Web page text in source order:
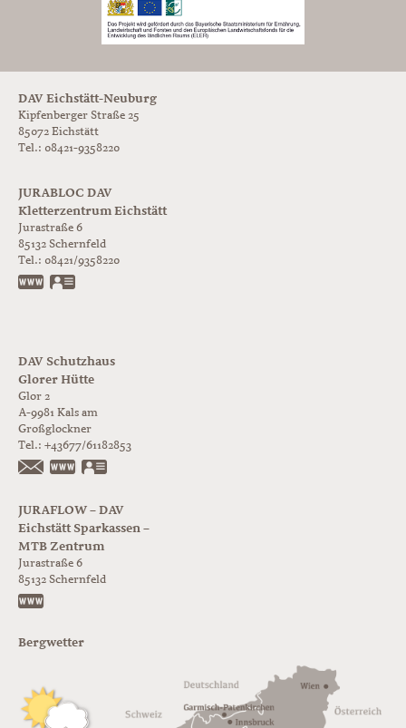
DAV Eichstätt-Neuburg
Kipfenberger Straße 25
85072 Eichstätt
Tel.: 08421-9358220
JURABLOC DAV
Kletterzentrum Eichstätt
Jurastraße 6
85132 Schernfeld
Tel.: 08421/9358220
www.jurabloc.de
DAV Schutzhaus
Glorer Hütte
Glor 2
A-9981 Kals am
Großglockner
Tel.: +43677/61182853
https://www.glorer-huette.at/
JURAFLOW – DAV
Eichstätt Sparkassen –
MTB Zentrum
Jurastraße 6
85132 Schernfeld
Bergwetter